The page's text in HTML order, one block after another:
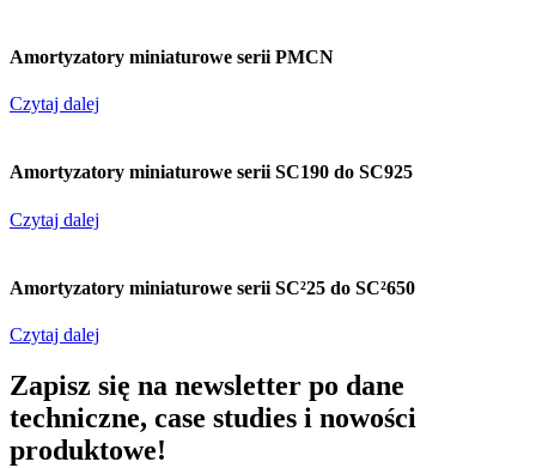
Amortyzatory miniaturowe serii PMCN
Czytaj dalej
Amortyzatory miniaturowe serii SC190 do SC925
Czytaj dalej
Amortyzatory miniaturowe serii SC²25 do SC²650
Czytaj dalej
Zapisz się na newsletter po dane
techniczne, case studies i nowości
produktowe!